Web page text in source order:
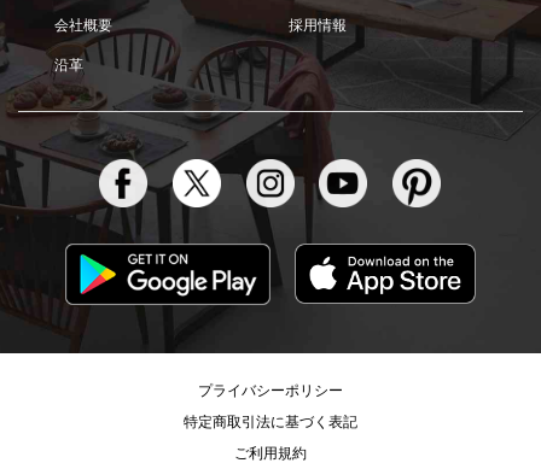
会社概要 採用情報
沿革
プライバシーポリシー
特定商取引法に基づく表記
ご利用規約